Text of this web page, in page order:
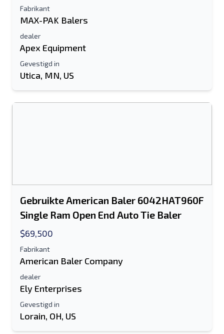
Fabrikant
MAX-PAK Balers
dealer
Apex Equipment
Gevestigd in
Utica, MN, US
Gebruikte American Baler 6042HAT960F
Single Ram Open End Auto Tie Baler
$69,500
Fabrikant
American Baler Company
dealer
Ely Enterprises
Gevestigd in
Lorain, OH, US
Stuur naar een vriend